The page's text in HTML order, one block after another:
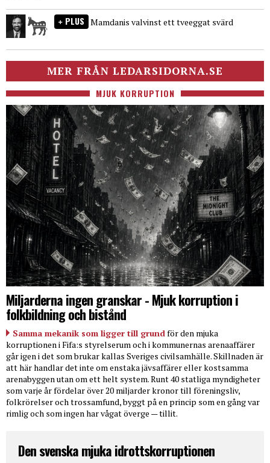
PLUS Mamdanis valvinst ett tveeggat svärd
MER FRÅN LEDARSIDORNA.SE
MJUK KORRUPTION
Miljarderna ingen granskar - Mjuk korruption i
folkbildning och bistånd
Samma mekanik som ligger till grundför den mjuka
korruptionen i Fifa:s styrelserum och i kommunernas arenaaffärer
går igen i det som brukar kallas Sveriges civilsamhälle. Skillnaden är
att här handlar det inte om enstaka jävsaffärer eller kostsamma
arenabyggen utan om ett helt system. Runt 40 statliga myndigheter
som varje år fördelar över 20 miljarder kronor till föreningsliv,
folkrörelser och trossamfund, byggt på en princip som en gång var
rimlig och som ingen har vågat överge — tillit.
Den svenska mjuka idrottskorruptionen